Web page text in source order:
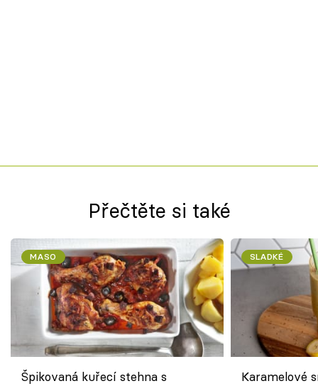
Přečtěte si také
MASO
Špikovaná kuřecí stehna s
SLADKÉ
Karamelové